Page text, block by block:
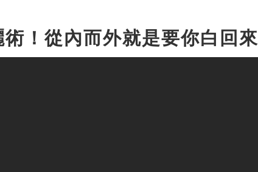
！從內而外就是要你白回來